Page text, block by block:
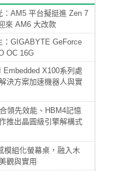
：AM5 平台擬挺進 Zen 7
來 AM6 大改款
：GIGABYTE GeForce
OC 16G
X100系列處
決方案加速機器人與實
領先效能、HBM4記憶
推出晶圓級引擎解構式
模組化螢幕桌，融入木
觀與實用